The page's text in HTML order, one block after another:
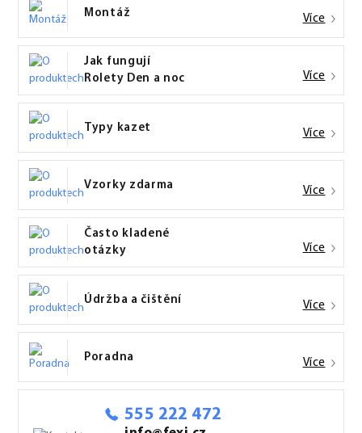
Montáž Více
Jak fungují
Rolety Den a noc
Více
Typy kazet Více
Vzorky zdarma Více
Často kladené
otázky
Více
Údržba a čištění Více
Poradna Více
555 222 472